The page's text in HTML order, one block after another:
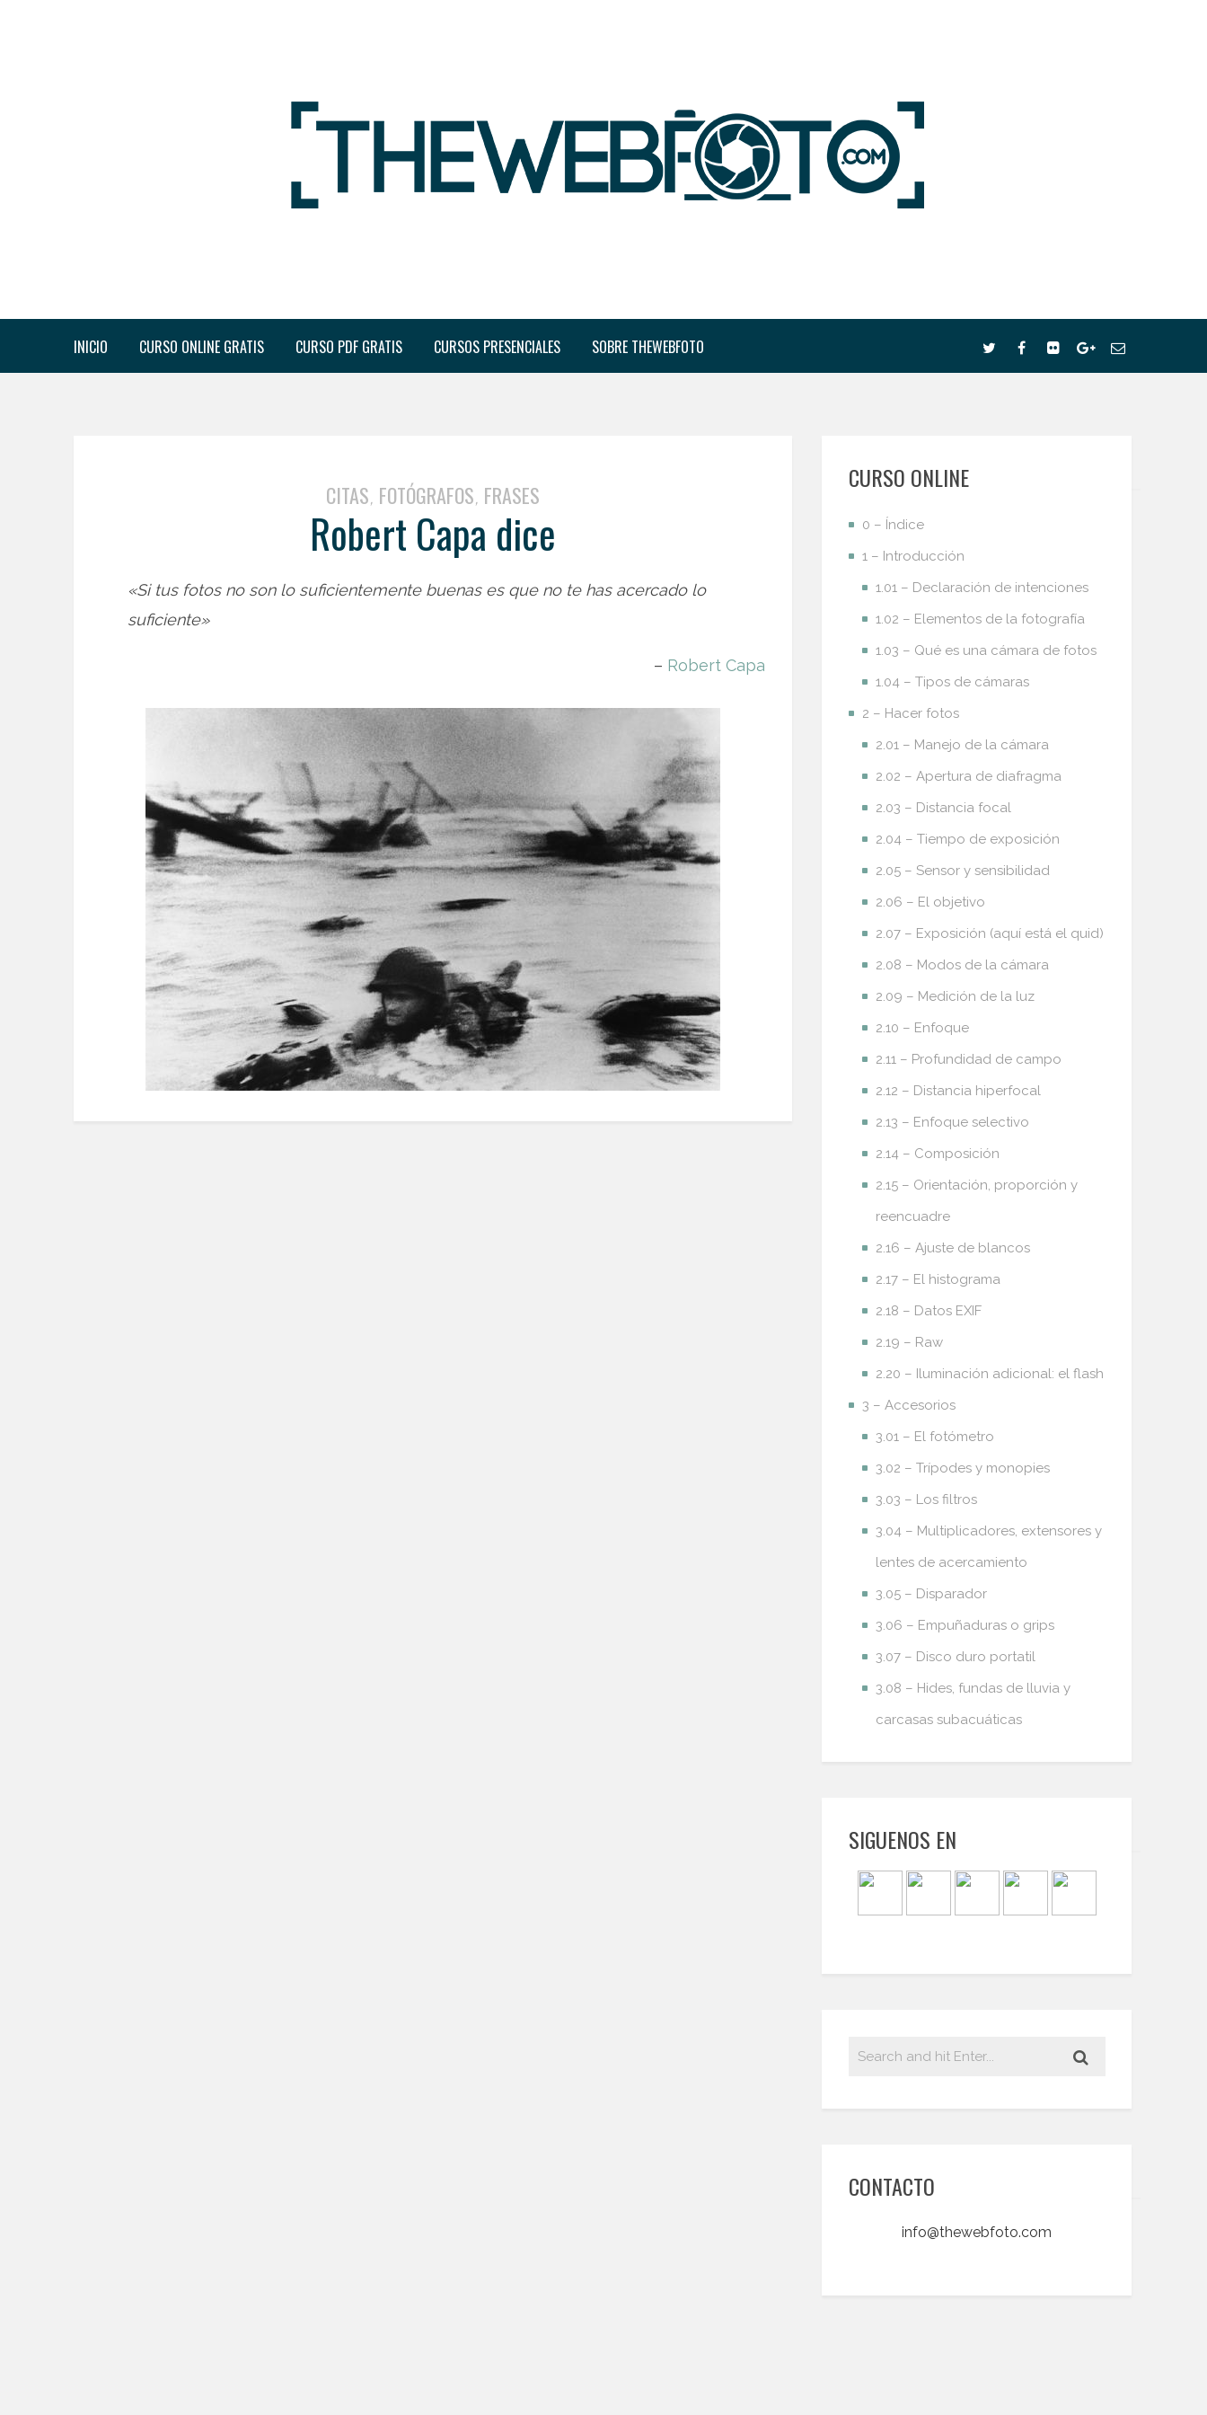
INICIO CURSO ONLINE GRATIS CURSO PDF GRATIS CURSOS PRESENCIALES SOBRE THEWEBFOTO
CITAS, FOTÓGRAFOS, FRASES
Robert Capa dice
«Si tus fotos no son lo suficientemente buenas es que no te has acercado lo
suficiente»
– Robert Capa
CURSO ONLINE
0 – Índice
1 – Introducción
1.01 – Declaración de intenciones
1.02 – Elementos de la fotografía
1.03 – Qué es una cámara de fotos
1.04 – Tipos de cámaras
2 – Hacer fotos
2.01 – Manejo de la cámara
2.02 – Apertura de diafragma
2.03 – Distancia focal
2.04 – Tiempo de exposición
2.05 – Sensor y sensibilidad
2.06 – El objetivo
2.07 – Exposición (aquí está el quid)
2.08 – Modos de la cámara
2.09 – Medición de la luz
2.10 – Enfoque
2.11 – Profundidad de campo
2.12 – Distancia hiperfocal
2.13 – Enfoque selectivo
2.14 – Composición
2.15 – Orientación, proporción y
reencuadre
2.16 – Ajuste de blancos
2.17 – El histograma
2.18 – Datos EXIF
2.19 – Raw
2.20 – Iluminación adicional: el flash
3 – Accesorios
3.01 – El fotómetro
3.02 – Trípodes y monopies
3.03 – Los filtros
3.04 – Multiplicadores, extensores y
lentes de acercamiento
3.05 – Disparador
3.06 – Empuñaduras o grips
3.07 – Disco duro portatil
3.08 – Hides, fundas de lluvia y
carcasas subacuáticas
SIGUENOS EN
CONTACTO
info@thewebfoto.com